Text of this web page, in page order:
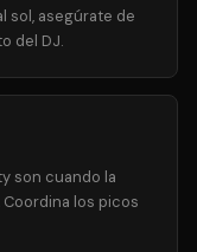
sol, asegúrate de
del DJ.
son cuando la
los picos